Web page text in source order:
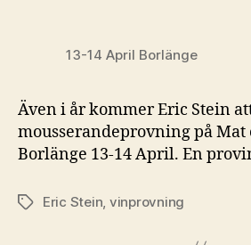
13-14 April Borlänge
Även i år kommer Eric Stein
mousserandeprovning på Mat
Borlänge 13-14 April. En
EtiketterEric Stein vinprovning